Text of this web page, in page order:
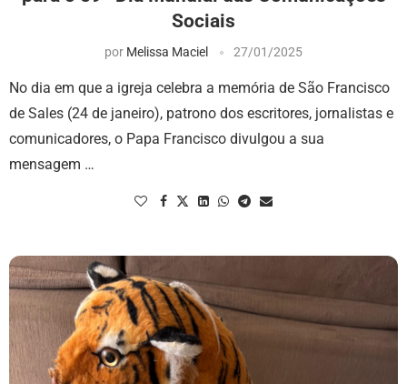
Sociais
por Melissa Maciel 27/01/2025
No dia em que a igreja celebra a memória de São Francisco
de Sales (24 de janeiro), patrono dos escritores, jornalistas e
comunicadores, o Papa Francisco divulgou a sua
mensagem …